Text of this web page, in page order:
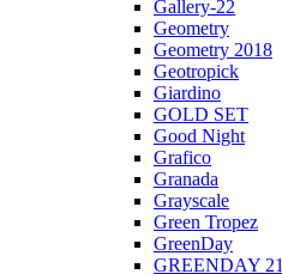
Gallery-22
Geometry
Geometry 2018
Geotropick
Giardino
GOLD SET
Good Night
Grafico
Granada
Grayscale
Green Tropez
GreenDay
GREENDAY 21